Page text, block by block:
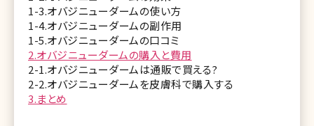
1-3.オバジニューダームの使い方
1-4.オバジニューダームの副作用
1-5.オバジニューダームの口コミ
2.オバジニューダームの購入と費用
2-1.オバジニューダームは通販で買える?
2-2.オバジニューダームを皮膚科で購入する
3.まとめ